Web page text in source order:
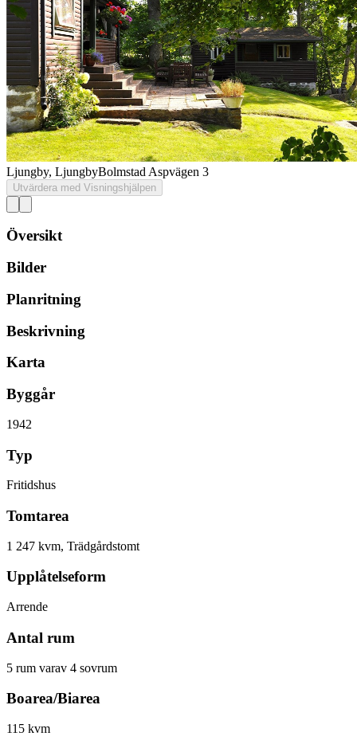
Ljungby, LjungbyBolmstad Aspvägen 3
Utvärdera med Visningshjälpen
Översikt
Bilder
Planritning
Beskrivning
Karta
Byggår
1942
Typ
Fritidshus
Tomtarea
1 247 kvm, Trädgårdstomt
Upplåtelseform
Arrende
Antal rum
5 rum varav 4 sovrum
Boarea/Biarea
115 kvm